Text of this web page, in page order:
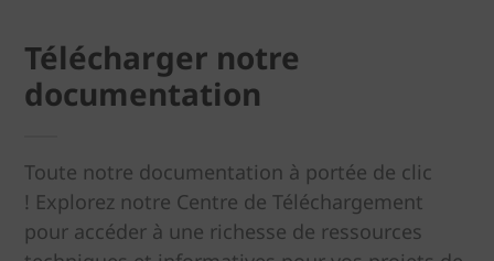
Télécharger notre
documentation
Toute notre documentation à portée de clic
! Explorez notre Centre de Téléchargement
pour accéder à une richesse de ressources